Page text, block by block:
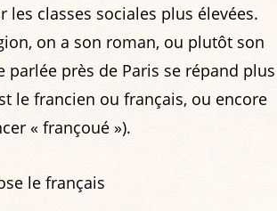
les classes sociales plus élevées.
on a son roman, ou plutôt son
parlée près de Paris se répand plus
le francien ou français, ou encore
« françoué »).
le français